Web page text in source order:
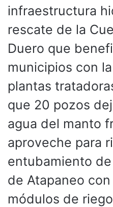
infraestructura
rescate de la
Duero que
municipios con
plantas
que 20 pozos
agua del manto
aproveche para
entubamiento
de Atapaneo
módulos de